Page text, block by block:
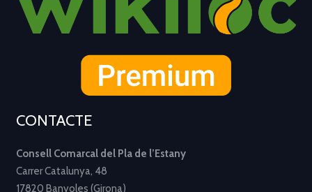
CONTACTE
Consell Comarcal del Pla de l’Estany
Carrer Catalunya, 48
17820 Banyoles (Girona)